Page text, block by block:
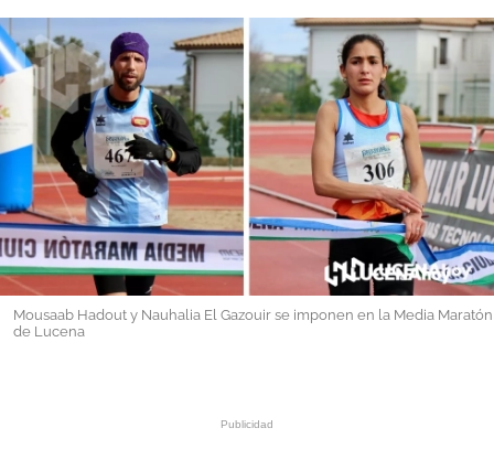
VENTANA CIUDADANA
CÓRDOBA
PROVINCIA
SUBBÉTICA HOY
SALUD
OBRAS
NECROLÓGICAS
Mousaab Hadout y Nauhalia El Gazouir se imponen en la Media Maratón
de Lucena